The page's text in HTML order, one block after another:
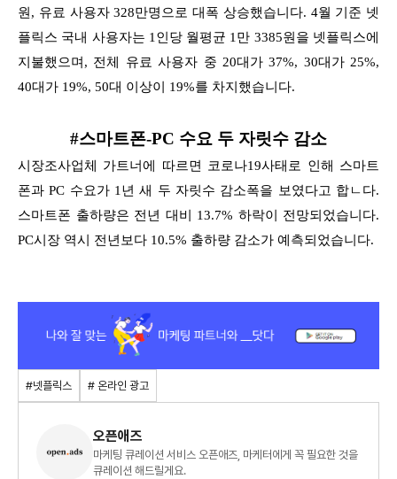
원, 유료 사용자 328만명으로 대폭 상승했습니다. 4월 기준 넷
플릭스 국내 사용자는 1인당 월평균 1만 3385원을 넷플릭스에
지불했으며, 전체 유료 사용자 중 20대가 37%, 30대가 25%,
40대가 19%, 50대 이상이 19%를 차지했습니다.
#스마트폰-PC 수요 두 자릿수 감소
시장조사업체 가트너에 따르면 코로나19사태로 인해 스마트
폰과 PC 수요가 1년 새 두 자릿수 감소폭을 보였다고 합ㄴ다.
스마트폰 출하량은 전년 대비 13.7% 하락이 전망되었습니다.
PC시장 역시 전년보다 10.5% 출하량 감소가 예측되었습니다.
#넷플릭스 # 온라인 광고
오픈애즈
마케팅 큐레이션 서비스 오픈애즈, 마케터에게 꼭 필요한 것을
큐레이션 해드릴게요.